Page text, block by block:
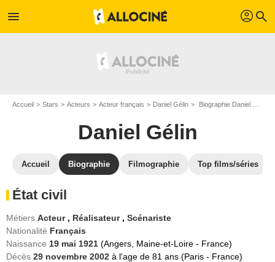
menu profil search
Accueil Stars Acteurs Acteur français Daniel Gélin Biographie Daniel Gélin
Daniel Gélin
Accueil Biographie Filmographie Top films/séries
État civil
Métiers Acteur , Réalisateur , Scénariste
Nationalité Français
Naissance 19 mai 1921 (Angers, Maine-et-Loire - France)
Décès 29 novembre 2002 à l'age de 81 ans (Paris - France)